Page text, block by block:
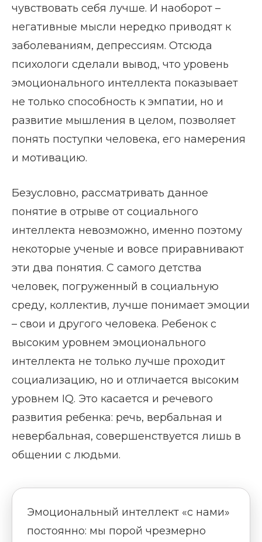
чувствовать себя лучше. И наоборот –
негативные мысли нередко приводят к
заболеваниям, депрессиям. Отсюда
психологи сделали вывод, что уровень
эмоционального интеллекта показывает
не только способность к эмпатии, но и
развитие мышления в целом, позволяет
понять поступки человека, его намерения
и мотивацию.
Безусловно, рассматривать данное
понятие в отрыве от социального
интеллекта невозможно, именно поэтому
некоторые ученые и вовсе приравнивают
эти два понятия. С самого детства
человек, погруженный в социальную
среду, коллектив, лучше понимает эмоции
– свои и другого человека. Ребенок с
высоким уровнем эмоционального
интеллекта не только лучше проходит
социализацию, но и отличается высоким
уровнем IQ. Это касается и речевого
развития ребенка: речь, вербальная и
невербальная, совершенствуется лишь в
общении с людьми.
Эмоциональный интеллект «с нами»
постоянно: мы порой чрезмерно